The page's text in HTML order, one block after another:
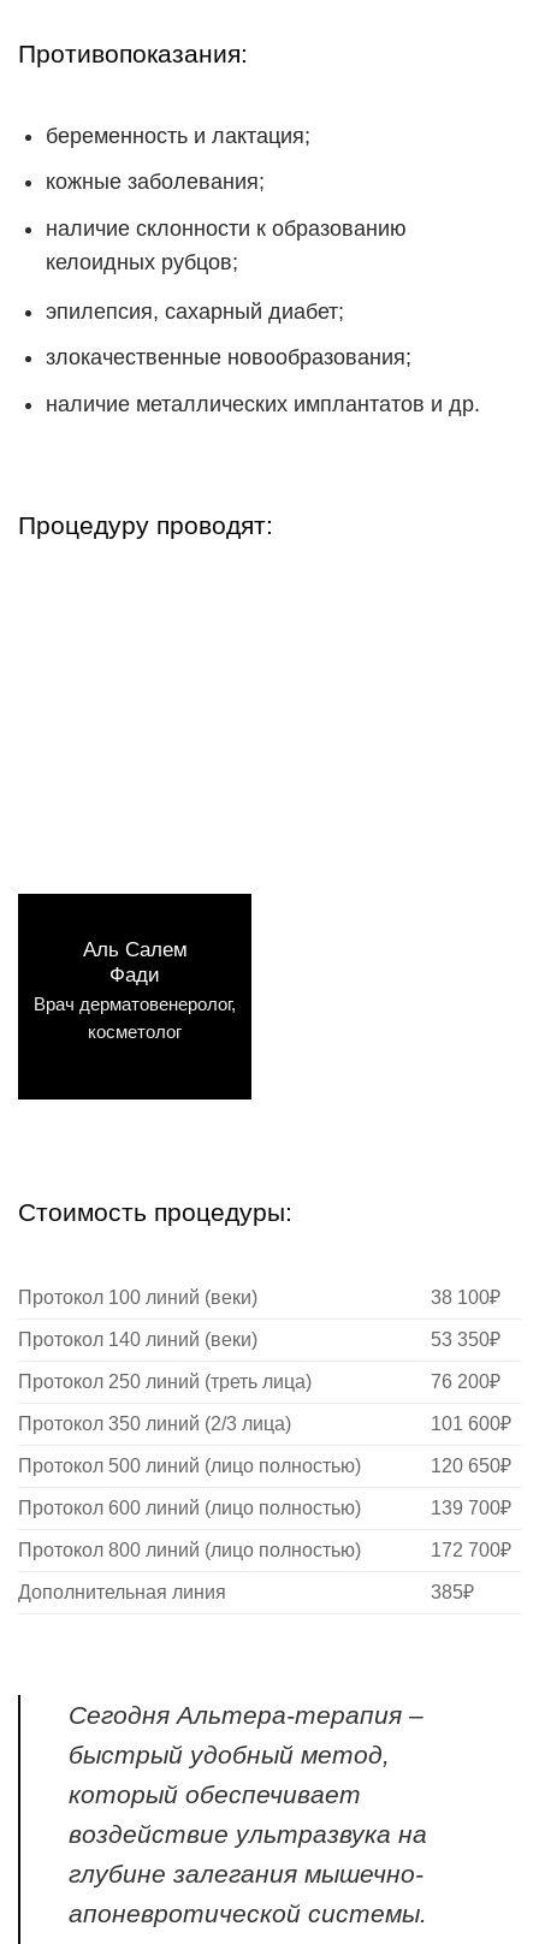
Противопоказания:
беременность и лактация;
кожные заболевания;
наличие склонности к образованию
келоидных рубцов;
эпилепсия, сахарный диабет;
злокачественные новообразования;
наличие металлических имплантатов и др.
Процедуру проводят:
Аль Салем
Фади
Врач дерматовенеролог,
косметолог
Стоимость процедуры:
Протокол 100 линий (веки) 38 100₽
Протокол 140 линий (веки) 53 350₽
Протокол 250 линий (треть лица) 76 200₽
Протокол 350 линий (2/3 лица) 101 600₽
Протокол 500 линий (лицо полностью) 120 650₽
Протокол 600 линий (лицо полностью) 139 700₽
Протокол 800 линий (лицо полностью) 172 700₽
Дополнительная линия 385₽
Сегодня Альтера-терапия –
быстрый удобный метод,
который обеспечивает
воздействие ультразвука на
глубине залегания мышечно-
апоневротической системы.